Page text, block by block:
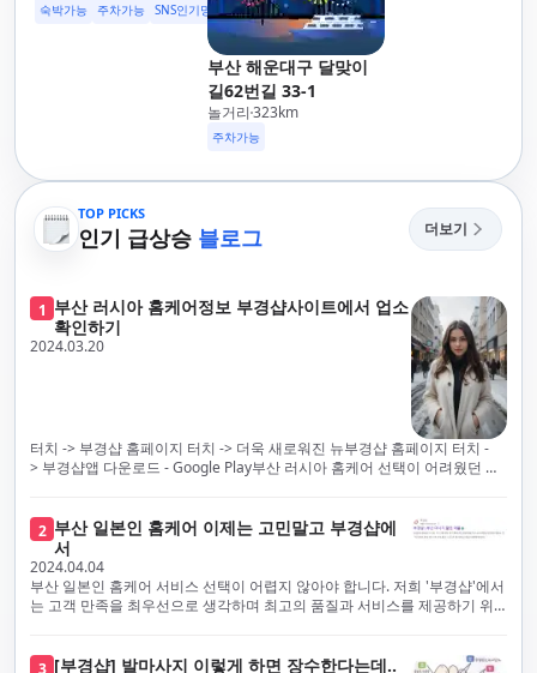
숙박가능 주차가능 SNS인기명소
부산 해운대구 달맞이
길62번길 33-1
놀거리 323km
주차가능
TOP PICKS
인기 급상승 블로그 더보기
1 부산 러시아 홈케어정보 부경샵사이트에서 업소
확인하기
2024.03.20
터치 -> 부경샵 홈페이지 터치 -> 더욱 새로워진 뉴부경샵 홈페이지 터치 -
> 부경샵앱 다운로드 - Google Play부산 러시아 홈케어 선택이 어려웠던 시
스의 모든 과정을 후불제로 운영합니다. 이는 고객님의 최대 편의를 보장하
기 위한 부경샵의 약속입니다.부경샵은 현장에서 바로 고객님께 서비스를
제공하는 깨끗하고 전문적으로 훈련된 관리사들을 다수 보유하고 있음을 자
랑스럽게 생각합니다. 이는 프리미엄 부산 러시아 홈케어 경험을 제공하기
위한 부경샵의 노력의 일환입니다.현 시대의 불확실성 속에서, 안전은 부경
하고 개인의 건강 상태를 지속적으로 모니터링합니다.예약금을 요구하는 업
2 부산 일본인 홈케어 이제는 고민말고 부경샵에
서
2024.04.04
부산 일본인 홈케어 서비스 선택이 어렵지 않아야 합니다. 저희 '부경샵'에서
는 고객 만족을 최우선으로 생각하며 최고의 품질과 서비스를 제공하기 위
프리미엄 부산 일본인 홈케어 경험을 제공하고자 현장에서 직접 깨끗하고
3 [부경샵] 발마사지 이렇게 하면 장수한다는데..